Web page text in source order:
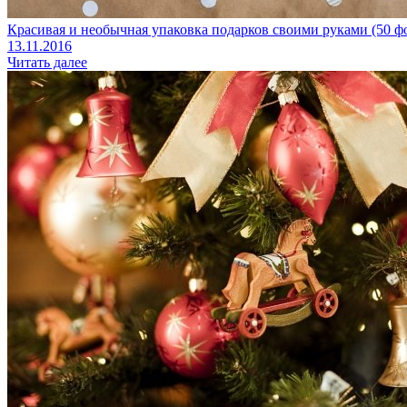
Красивая и необычная упаковка подарков своими руками (50
13.11.2016
Читать далее